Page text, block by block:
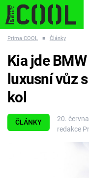
ESCAPE PLNEJ KOTEL
Témata
Prima COOL ■ Články
ČLÁNKY
20.
redakce
Kia jde
luxusní vůz
kol